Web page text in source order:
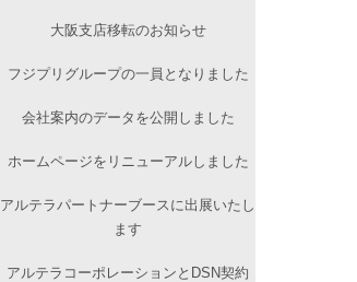
大阪支店移転のお知らせ
フジプリグループの一員となりました
会社案内のデータを公開しました
ホームページをリニューアルしました
アルテラパートナーブースに出展いたし
ます
アルテラコーポレーションとDSN契約